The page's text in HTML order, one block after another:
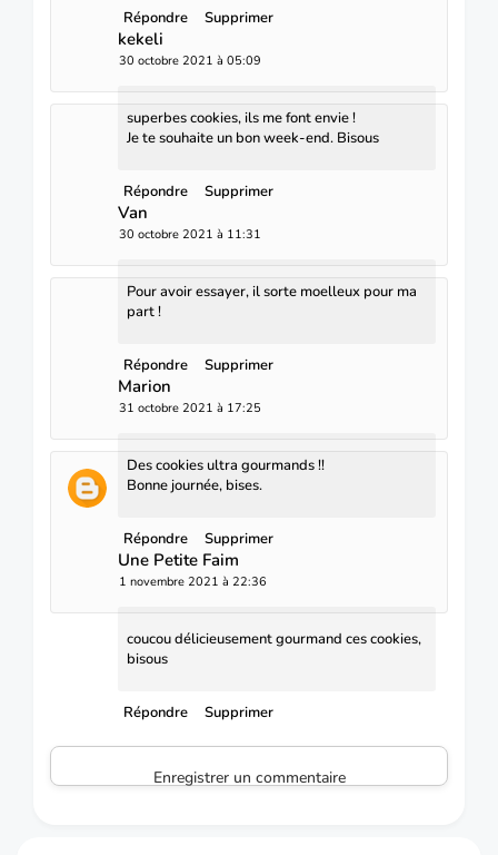
Répondre Supprimer
kekeli
30 octobre 2021 à 05:09
superbes cookies, ils me font envie !
Je te souhaite un bon week-end. Bisous
Répondre Supprimer
Van
30 octobre 2021 à 11:31
Pour avoir essayer, il sorte moelleux pour ma
part !
Répondre Supprimer
Marion
31 octobre 2021 à 17:25
Des cookies ultra gourmands !!
Bonne journée, bises.
Répondre Supprimer
Une Petite Faim
1 novembre 2021 à 22:36
coucou délicieusement gourmand ces cookies,
bisous
Répondre Supprimer
Enregistrer un commentaire